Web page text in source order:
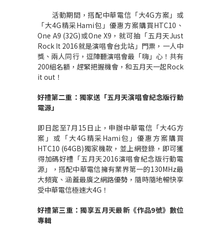
活動期間，搭配中華電信「大4G方案」或
「大4G精采Hami包」優惠方案購買HTC10、
One A9 (32G)或One X9，就可抽「五月天Just
Rock It 2016就是演唱會台北站」門票，一人中
獎、兩人同行，逗陣聽演唱會最「嗨」心！共有
200組名額，趕緊把握機會，和五月天一起Rock
it out！
好禮第二重：獨家送「五月天演唱會紀念版行動
電源」
即日起至7月15日止，申辦中華電信「大4G方
案」或「大4G精采Hami包」優惠方案購買
HTC10 (64GB)獨家機款，並上網登錄，即可獲
得加碼好禮「五月天2016演唱會紀念版行動電
源」，搭配中華電信擁有業界第一的130MHz最
大頻寬、涵蓋最廣之網路優勢，隨時隨地暢快享
受中華電信極速大4G！
好禮第三重：獨享五月天最新《作品9號》數位
專輯